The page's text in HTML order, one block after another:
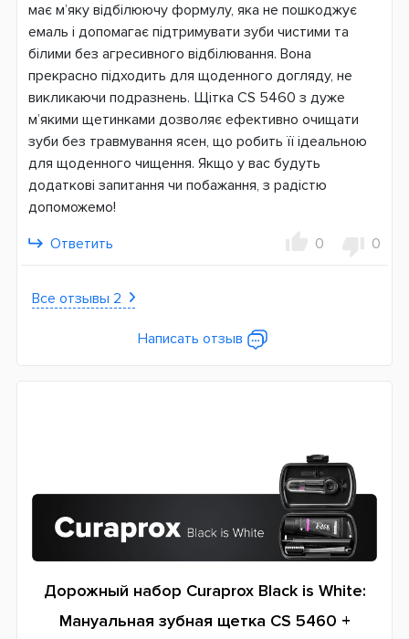
Объем, мл
10
Состав пасты
Без SLS
С фтором
С углем
Страна производитель
Швейцария
має м’яку відбілюючу формулу, яка не пошкоджує
емаль і допомагає підтримувати зуби чистими та
білими без агресивного відбілювання. Вона
прекрасно підходить для щоденного догляду, не
викликаючи подразнень. Щітка CS 5460 з дуже
м’якими щетинками дозволяє ефективно очищати
зуби без травмування ясен, що робить її ідеальною
для щоденного чищення. Якщо у вас будуть
додаткові запитання чи побажання, з радістю
допоможемо!
Ответить
0 0
Все отзывы 2
Написать отзыв
Дорожный набор Curaprox Black is White:
Мануальная зубная щетка CS 5460 +